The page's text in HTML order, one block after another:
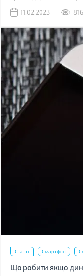
мобільна мережа,
11.02.2023
Статті Смартфон
Що робити якщо